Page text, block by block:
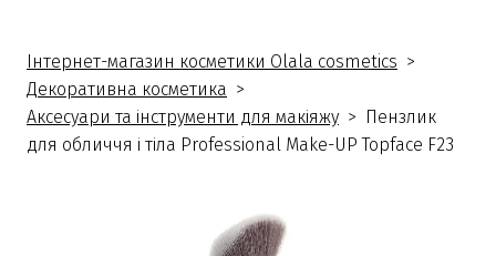
Інтернет-магазин косметики Olala cosmetics
Декоративна косметика
Аксесуари та інструменти для макіяжу
Пензлик
для обличчя і тіла Professional Make-UP Topface F23